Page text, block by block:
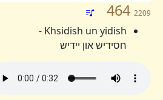
464 2209
Khsidish un yidish -
חסידיש און יידיש